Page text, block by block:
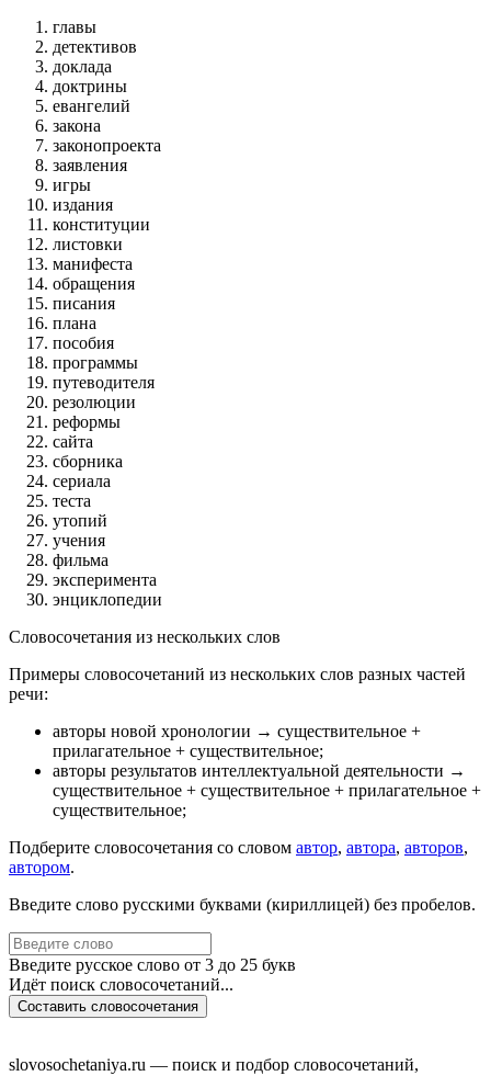
главы
детективов
доклада
доктрины
евангелий
закона
законопроекта
заявления
игры
издания
конституции
листовки
манифеста
обращения
писания
плана
пособия
программы
путеводителя
резолюции
реформы
сайта
сборника
сериала
теста
утопий
учения
фильма
эксперимента
энциклопедии
Словосочетания из нескольких слов
Примеры словосочетаний из нескольких слов разных частей
речи:
авторы новой хронологии → существительное +
прилагательное + существительное;
авторы результатов интеллектуальной деятельности →
существительное + существительное + прилагательное +
существительное;
Подберите словосочетания со словом автор, автора, авторов,
автором.
Введите слово русскими буквами (кириллицей) без пробелов.
Введите русское слово от 3 до 25 букв
Идёт поиск словосочетаний...
Составить словосочетания
slovosochetaniya.ru — поиск и подбор словосочетаний,